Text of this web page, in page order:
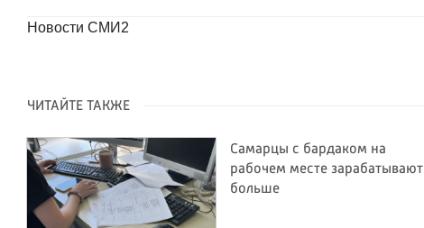
Новости СМИ2
ЧИТАЙТЕ ТАКЖЕ
Самарцы с бардаком на
рабочем месте зарабатывают
больше